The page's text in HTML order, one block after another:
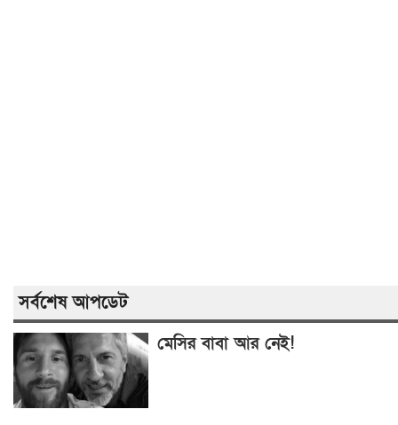
সর্বশেষ আপডেট
মেসির বাবা আর নেই!